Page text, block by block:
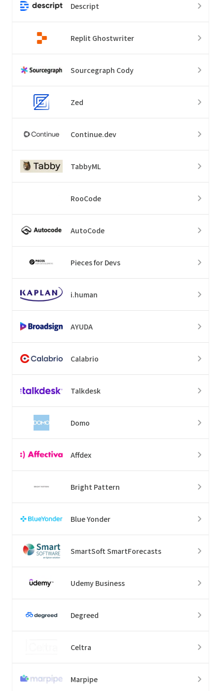
Descript
Replit Ghostwriter
Sourcegraph Cody
Zed
Continue.dev
TabbyML
RooCode
AutoCode
Pieces for Devs
i.human
AYUDA
Calabrio
Talkdesk
Domo
Affdex
Bright Pattern
Blue Yonder
SmartSoft SmartForecasts
Udemy Business
Degreed
Celtra
Marpipe